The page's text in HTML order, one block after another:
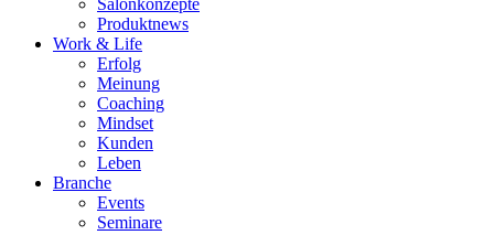
Salonkonzepte
Produktnews
Work & Life
Erfolg
Meinung
Coaching
Mindset
Kunden
Leben
Branche
Events
Seminare